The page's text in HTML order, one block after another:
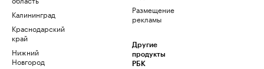
Калининград
Краснодарский
край
Нижний
Новгород
Размещение
рекламы
Другие
продукты
РБК